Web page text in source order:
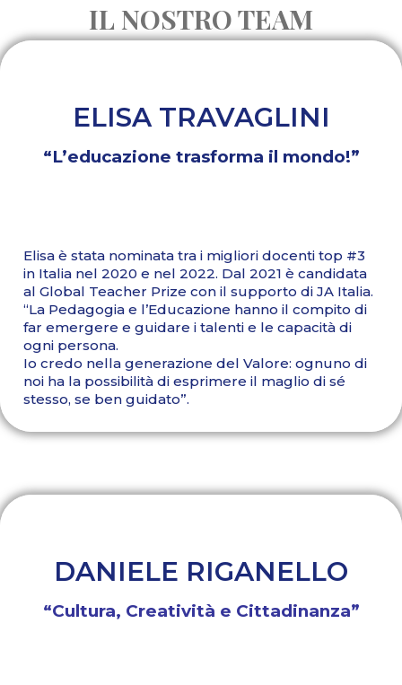
IL NOSTRO TEAM
ELISA TRAVAGLINI
“L’educazione trasforma il mondo!”
Elisa è stata nominata tra i migliori docenti top #3
in Italia nel 2020 e nel 2022. Dal 2021 è candidata
al Global Teacher Prize con il supporto di JA Italia.
“La Pedagogia e l’Educazione hanno il compito di
far emergere e guidare i talenti e le capacità di
ogni persona.
Io credo nella generazione del Valore: ognuno di
noi ha la possibilità di esprimere il maglio di sé
stesso, se ben guidato”.
DANIELE RIGANELLO
“Cultura, Creatività e Cittadinanza”